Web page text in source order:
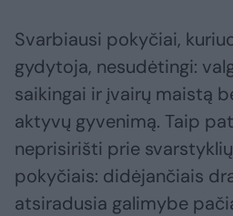
Svarbiausi pokyčiai,
gydytoja, nesudėtingi:
saikingai ir įvairų maistą
aktyvų gyvenimą. Taip
neprisirišti prie
pokyčiais: didėjančiais
atsiradusia galimybe